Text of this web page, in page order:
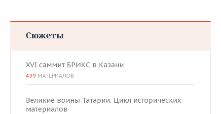
Сюжеты
XVI саммит БРИКС в Казани
499 МАТЕРИАЛОВ
Великие воины Татарии. Цикл исторических
материалов